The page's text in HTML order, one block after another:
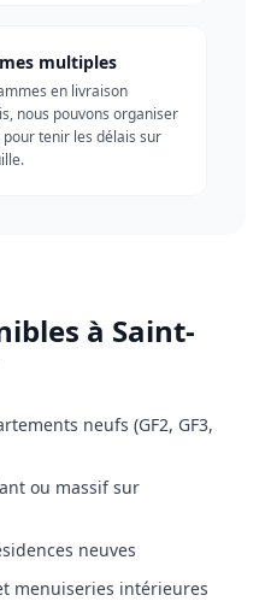
multiples
en livraison
nous pouvons organiser
tenir les délais sur
à Saint-
neufs (GF2, GF3,
ou massif sur
neuves
menuiseries intérieures